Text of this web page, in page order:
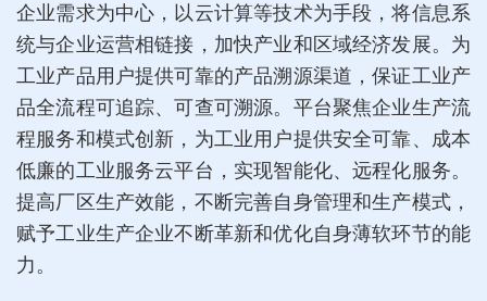
企业需求为中心，以云计算等技术为手段，将信息系
统与企业运营相链接，加快产业和区域经济发展。为
工业产品用户提供可靠的产品溯源渠道，保证工业产
品全流程可追踪、可查可溯源。平台聚焦企业生产流
程服务和模式创新，为工业用户提供安全可靠、成本
低廉的工业服务云平台，实现智能化、远程化服务。
提高厂区生产效能，不断完善自身管理和生产模式，
赋予工业生产企业不断革新和优化自身薄软环节的能
力。